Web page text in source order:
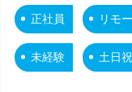
正社員 リモ
未経験 土日